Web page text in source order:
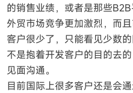
的销售业绩，或者是那些
外贸市场竞争更加激烈，而
客户很少了，只能看见少数
不是抱着开发客户的目的去
见面沟通。
目前国际上很多客户还是会